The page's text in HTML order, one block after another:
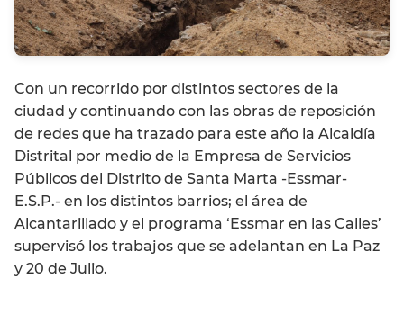
Con un recorrido por distintos sectores de la
ciudad y continuando con las obras de reposición
de redes que ha trazado para este año la Alcaldía
Distrital por medio de la Empresa de Servicios
Públicos del Distrito de Santa Marta -Essmar-
E.S.P.- en los distintos barrios; el área de
Alcantarillado y el programa ‘Essmar en las Calles’
supervisó los trabajos que se adelantan en La Paz
y 20 de Julio.